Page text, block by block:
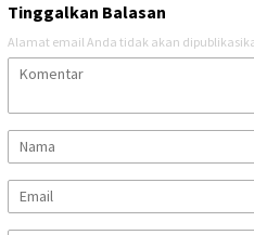
Tinggalkan Balasan
Alamat email Anda tidak akan